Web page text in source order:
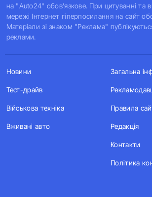
на "Auto24" обов'язкове. При цитуванні та
мережі Інтернет гіперпосилання на сайт
Матеріали зі знаком "Реклама"
реклами.
Новини
Тест-драйв
Військова техніка
Вживані авто
Загальна
Правила
Редакція
Контакти
Політика